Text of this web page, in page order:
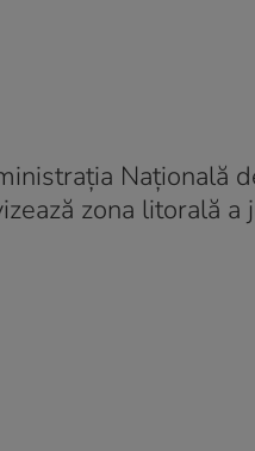
Naţională
zona litorală a